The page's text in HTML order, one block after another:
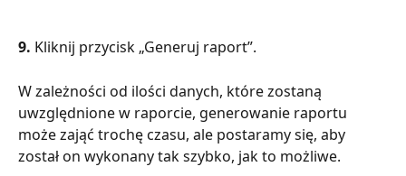
9. Kliknij przycisk „Generuj raport”.
W zależności od ilości danych, które zostaną
uwzględnione w raporcie, generowanie raportu
może zająć trochę czasu, ale postaramy się, aby
został on wykonany tak szybko, jak to możliwe.